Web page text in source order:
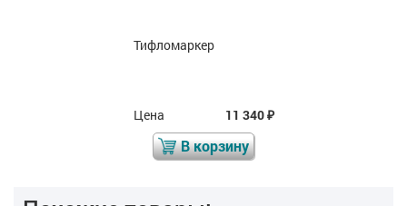
Тифломаркер
Цена 11 340₽
В корзину